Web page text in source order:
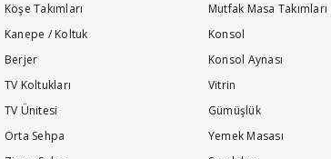
Köşe Takımları
Kanepe / Koltuk
Berjer
TV Koltukları
TV Ünitesi
Orta Sehpa
Mutfak Masa Takımları
Konsol
Konsol Aynası
Vitrin
Gümüşlük
Yemek Masası